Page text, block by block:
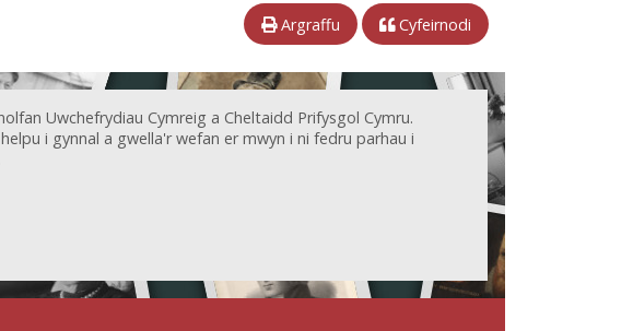
Argraffu Cyfeirnodi
Uwchefrydiau Cymreig a Cheltaidd Prifysgol Cymru.
i gynnal a gwella'r wefan er mwyn i ni fedru parhau i